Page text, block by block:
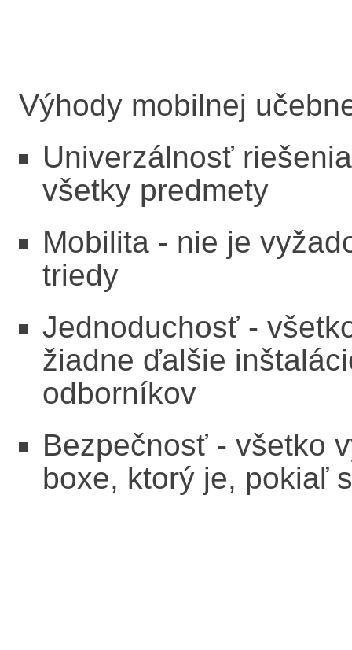
Výhody mobilnej
Univerzálnosť
všetky predmety
Mobilita - nie je
triedy
Jednoduchosť -
žiadne ďalšie
odborníkov
Bezpečnosť - všetko
boxe, ktorý je, pokiaľ